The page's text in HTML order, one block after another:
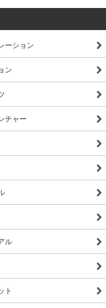
ーション
ン
チャー
ル
ト